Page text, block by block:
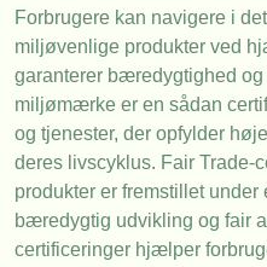
Forbrugere kan navigere i
miljøvenlige produkter ved
garanterer bæredygtighed og
miljømærke er en sådan
og tjenester, der opfylder
deres livscyklus. Fair Trade-
produkter er fremstillet
bæredygtig udvikling og fair
certificeringer hjælper